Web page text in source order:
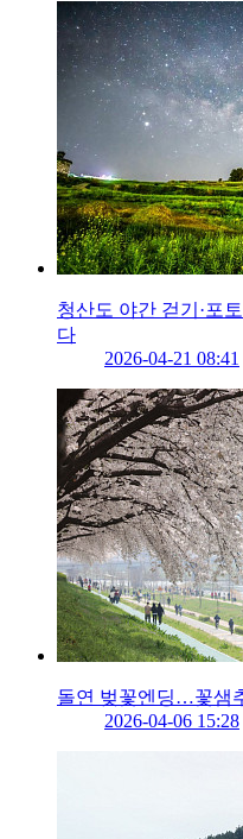
청산도 야간 걷기·포
다
2026-04-21 08:41
돌연 벚꽃엔딩…꽃샘
2026-04-06 15:28